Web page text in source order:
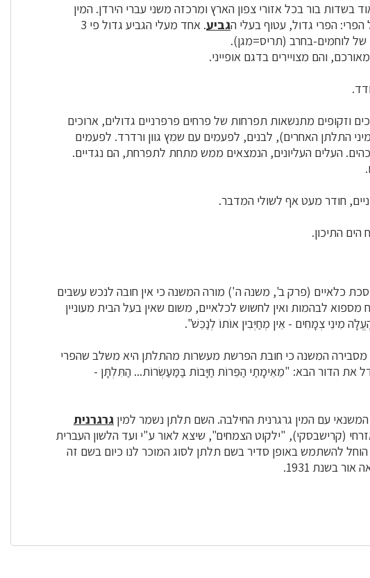
בשדות בור בכל אזורי צפון הארץ ומרכזה משני עברי הירדן. המין
הפרי גדול, עטוף בעלי הגביע. אחד מעלי הגביע
גדול פי 3
לוחמים-בחרב (תריס=מגן).
והם מצויירים בדגם אופייני.
וזקופים מתנשאות תפרחות של פרחים פרפרניים גדולים, ארוכים
2 ס"מ, יותר מרוב מיני התלתן האחרים), לבנים, לפעמים עם שמץ גוון ורדרד. לפעמים
כהים. העלים העליונים, הנמצאים ממש מתחת לתפרחת, הם נגדיים.
חודר מעט אף לשולי המדבר.
התיכון.
כלאיים (פרק ב', משנה ה') מורה המשנה כי אין חובה לנכש עשבים
לבהמות ואין לחשוש לכלאיים, משום שאין בעל הבית מעוניין
מִינֵי צְמָחִים - אֵין מְחַיְּבִין אוֹתוֹ לְנַכֵּשׁ".
המשנה כי חובת הפרשת מעשרות מהתלתן היא משלב שהפרי
את הדור הבא: "מֵאֵימָתַי הַפֵּרוֹת חַיָּבוֹת בַּמַּעַשְׂרוֹת... הַתִּלְתָּן -
עם המין גרגרנית החילבה. השם תלתן נשמר למין גרגרנית
(קרישבסקי), "ילקוט הצמחים", שיצא לאור ע"י ועד הלשון העברית
יותר הוחל להשתמש באופן סדיר בשם תלתן לסוג המוכר לנו כיום בשם זה
בשנת 1931.